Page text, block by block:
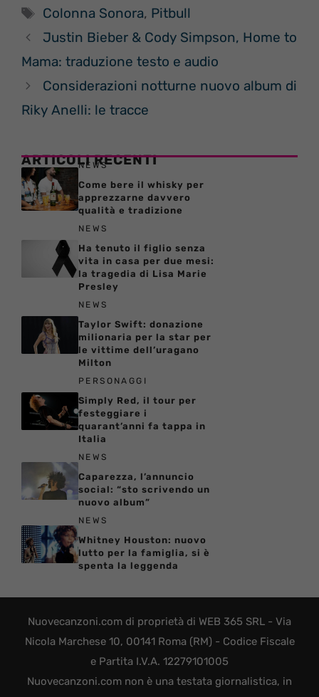
Tag
Colonna Sonora, Pitbull
Justin Bieber & Cody Simpson, Home to
Mama: traduzione testo e audio
Considerazioni notturne nuovo album di
Riky Anelli: le tracce
ARTICOLI RECENTI
NEWS
Come bere il whisky per
apprezzarne davvero
qualità e tradizione
NEWS
Ha tenuto il figlio senza
vita in casa per due mesi:
la tragedia di Lisa Marie
Presley
NEWS
Taylor Swift: donazione
milionaria per la star per
le vittime dell’uragano
Milton
PERSONAGGI
Simply Red, il tour per
festeggiare i
quarant’anni fa tappa in
Italia
NEWS
Caparezza, l’annuncio
social: “sto scrivendo un
nuovo album”
NEWS
Whitney Houston: nuovo
lutto per la famiglia, si è
spenta la leggenda
Nuovecanzoni.com di proprietà di WEB 365 SRL - Via
Nicola Marchese 10, 00141 Roma (RM) - Codice Fiscale
e Partita I.V.A. 12279101005
Nuovecanzoni.com non è una testata giornalistica, in